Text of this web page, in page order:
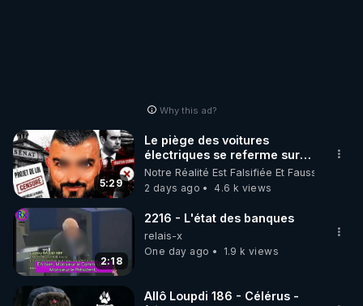
Why this ad?
5:29
Le piège des voitures
électriques se referme sur
les usagers !
Notre Réalité Est Falsifiée Et Fausse
2 days ago
4.6 k views
2:18
2216 - L'état des banques
relais-x
One day ago
1.9 k views
Allô Loupdi 186 - Célérus -